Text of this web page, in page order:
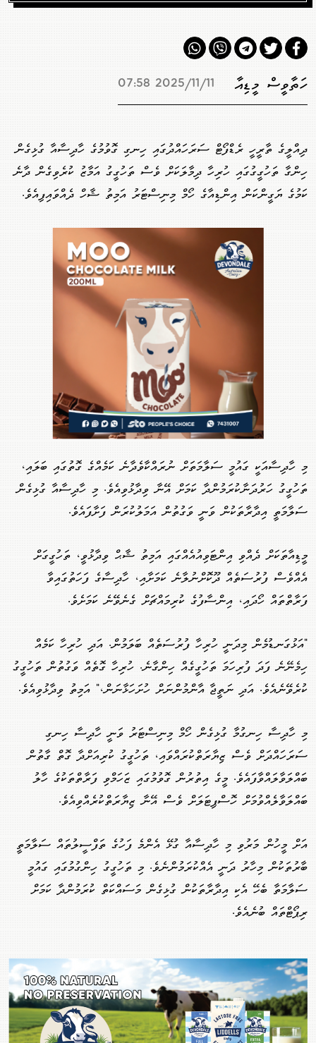
ހަތާވީސް މީޑިއާ 2025/11/11 07:58
ދިއްލީގެ ތާރީހީ ރެޑްފޯޓް ސަރަހައްދުގައި ހިނގި ގޮވުމުގެ ހާދިސާއާ ގުޅިގެން
ހިންގާ ތަހުގީގުގައި ހުރިހާ ދިމާލަކަށް ވެސް ތަހުގީގު އަމާޒު ކުރެވިގެން ދާނެ
ކަމުގެ ޔަގީންކަން އިންޑިއާގެ ހޯމް މިނިސްޓަރު އަމިތު ޝާހް ދެއްވައިފިއެވެ.
މި ހާދިސާއަކީ ގައުމީ ސަލާމަތަށް ނުރައްކާވެދާނެ ކަމެއްގެ ގޮތުގައި ބަލައި،
ތަހުގީގު ހަރުދަނާކުރަމުންދާ ކަމަށް އޭނާ ވިދާޅުވިއެވެ. މި ހާދިސާއާ ގުޅިގެން
ސަލާމަތީ އިދާރާތަކުން ވަނީ ވަގުތުން އަމަލުކުރަން ފަށާފައެވެ.
މީޑިއާތަކަށް ދެއްވި އިންޓަވިއުއެއްގައި އަމިތު ޝާޙް ވިދާޅުވީ، ތަހުގީގަށް
އެއްވެސް ފުރުސަތެއް ދޫކޮށްނުލާނެ ކަމަށާއި، ހާދިސާގެ ފަހަތުގައިވާ
ފަރާތްތައް ހޯދައި، އިންސާފުގެ ކުރިމައްޗަށް ގެނެވޭނެ ކަމަށެވެ.
"އަޅުގަނޑުމެން މިދަނީ ހުރިހާ ފުރުސަތެއް ބަލަމުން. އަދި ހުރިހާ ކަމެއް
ހިމެނޭނެ ފަދަ ފުރިހަމަ ތަހުގީގެއް ހިންގާނެ. ހުރިހާ ގޮތެއް ވަގުތުން ތަހުގީގު
ކުރެވޭނެއެވެ. އަދި ނަތީޖާ އާންމުންނަށް ހުށަހަޅާނަން،" އަމިތު ވިދާޅުވިއެވެ.
މި ހާދިސާ ހިނގުމާ ގުޅިގެން ހޯމް މިނިސްޓަރު ވަނީ ހާދިސާ ހިނގި
ސަރަހައްދަށް ވެސް ޒިޔާރަތްކުރައްވައި، ތަހުގީގު ކުރިއަށްދާ ގޮތް ގާތުން
ބައްލަވާލައްވާފައެވެ. މީގެ އިތުރުން ގޮވުމުގައި ޒަހަމްވި ފަރާތްތަކުގެ ހާލު
ބައްލަވާލެއްވުމަށް ހޮސްޕިޓަލަށް ވެސް އޭނާ ޒިޔާރަތްކުރެއްވިއެވެ.
އަށް މީހުން މަރުވި މި ހާދިސާއާ ގުޅޭ އެންމެ ފަހުގެ ތަފްސީލުތައް ސަލާމަތީ
ބާރުތަކުން މިހާރު ދަނީ އެއްކުރަމުންނެވެ. މި ތަހުގީގު ހިންގުމުގައި ގައުމީ
ސަލާމަތާ ބެހޭ އެކި އިދާރާތަކުން ގުޅިގެން މަސައްކަތް ކުރަމުންދާ ކަމަށް
ރިޕޯޓްތައް ބުނެއެވެ.